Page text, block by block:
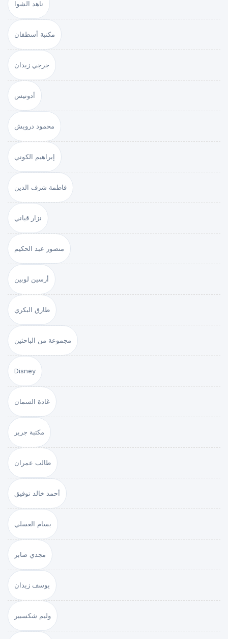
ناهد الشوا
مكتبة أسطفان
جرجي زيدان
أدونيس
محمود درويش
إبراهيم الكوني
فاطمة شرف الدين
نزار قباني
منصور عبد الحكيم
أرسين لوبين
طارق البكري
مجموعة من الباحثين
Disney
غادة السمان
مكتبة جرير
طالب عمران
أحمد خالد توفيق
بسام العسلي
مجدي صابر
يوسف زيدان
وليم شكسبير